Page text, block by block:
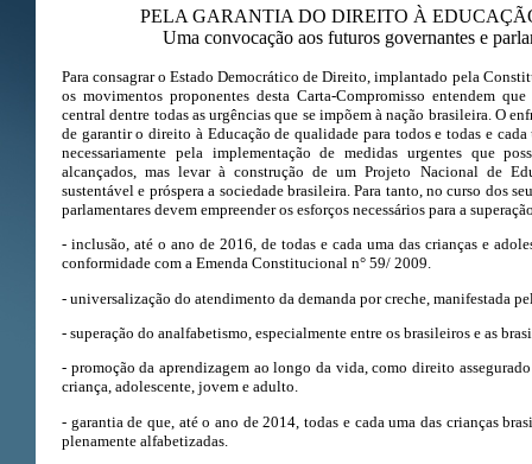
PELA GARANTIA DO DIREITO À
Uma convocação aos futuros governantes e
Para consagrar o Estado Democrático de Direito, implantado pela
os movimentos proponentes desta Carta-Compromisso entendem
central dentre todas as urgências que se impõem à nação brasileira. O
de garantir o direito à Educação de qualidade para todos e todas e
necessariamente pela implementação de medidas urgentes que
alcançados, mas levar à construção de um Projeto Nacional de
sustentável e próspera a sociedade brasileira. Para tanto, no curso dos
parlamentares devem empreender os esforços necessários para a
- inclusão, até o ano de 2016, de todas e cada uma das crianças e
conformidade com a Emenda Constitucional n° 59/ 2009.
- universalização do atendimento da demanda por creche, manifestada
- superação do analfabetismo, especialmente entre os brasileiros e as
- promoção da aprendizagem ao longo da vida, como direito
criança, adolescente, jovem e adulto.
- garantia de que, até o ano de 2014, todas e cada uma das crianças
plenamente alfabetizadas.